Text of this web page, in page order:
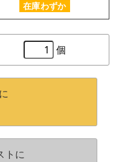
在庫わずか
個
トに